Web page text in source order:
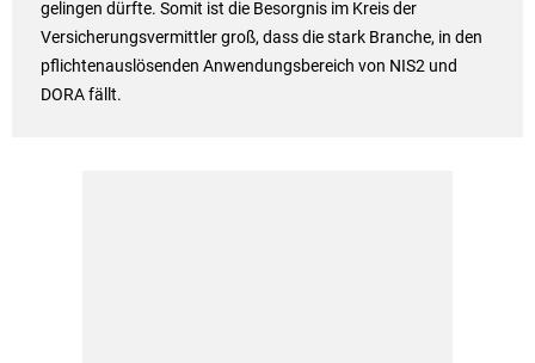
gelingen dürfte. Somit ist die Besorgnis im Kreis der
Versicherungsvermittler groß, dass die stark Branche, in den
pflichtenauslösenden Anwendungsbereich von NIS2 und
DORA fällt.